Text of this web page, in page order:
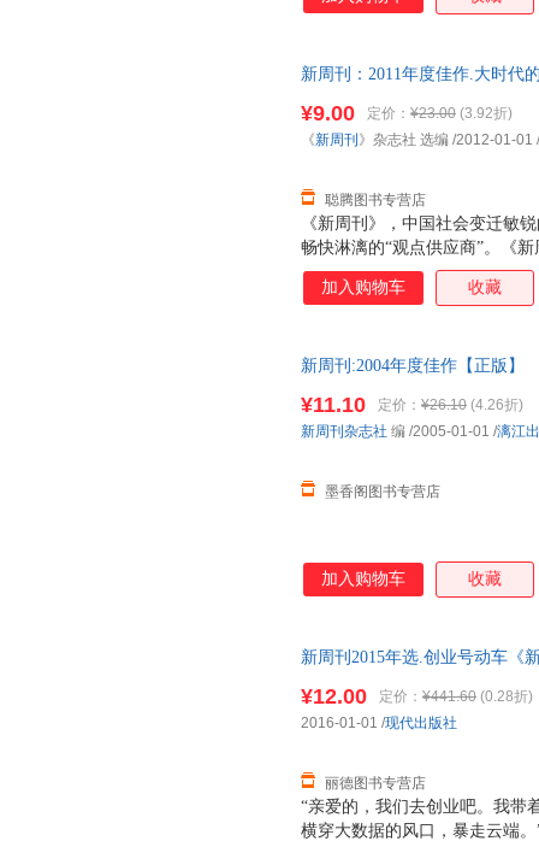
望，又对现实绝望；自己骂她
人的生存技能？{《中国人为什
链接起社会的神经末梢，共振
你属哪一座城？结婚，离婚，
新周刊：2011年度佳作.大时代
《新周刊》，中国社会变迁敏
畅快淋漓的“观点供应商”。《
发源地”。《新周刊》，商家及
读着《新周刊》成长的新锐青
活”是一种消费生活》、《搞笑
¥9.00 定价： ¥23.00 (3.92折)
聪腾图书专营店
《新周刊 》杂志社 选编 /2012-01-01 /
加入购物车 收藏
新周刊:2004年度佳作【正版】
¥11.10 定价： ¥26.10 (4.26折)
墨香阁图书专营店
新周刊杂志社 编 /2005-01-01 /漓江
加入购物车 收藏
新周刊2015年选.创业号动车《
“亲爱的，我们去创业吧。我带
横穿大数据的风口，暴走云端
¥12.00 定价： ¥441.60 (0.28折)
丽德图书专营店
2016-01-01 /现代出版社